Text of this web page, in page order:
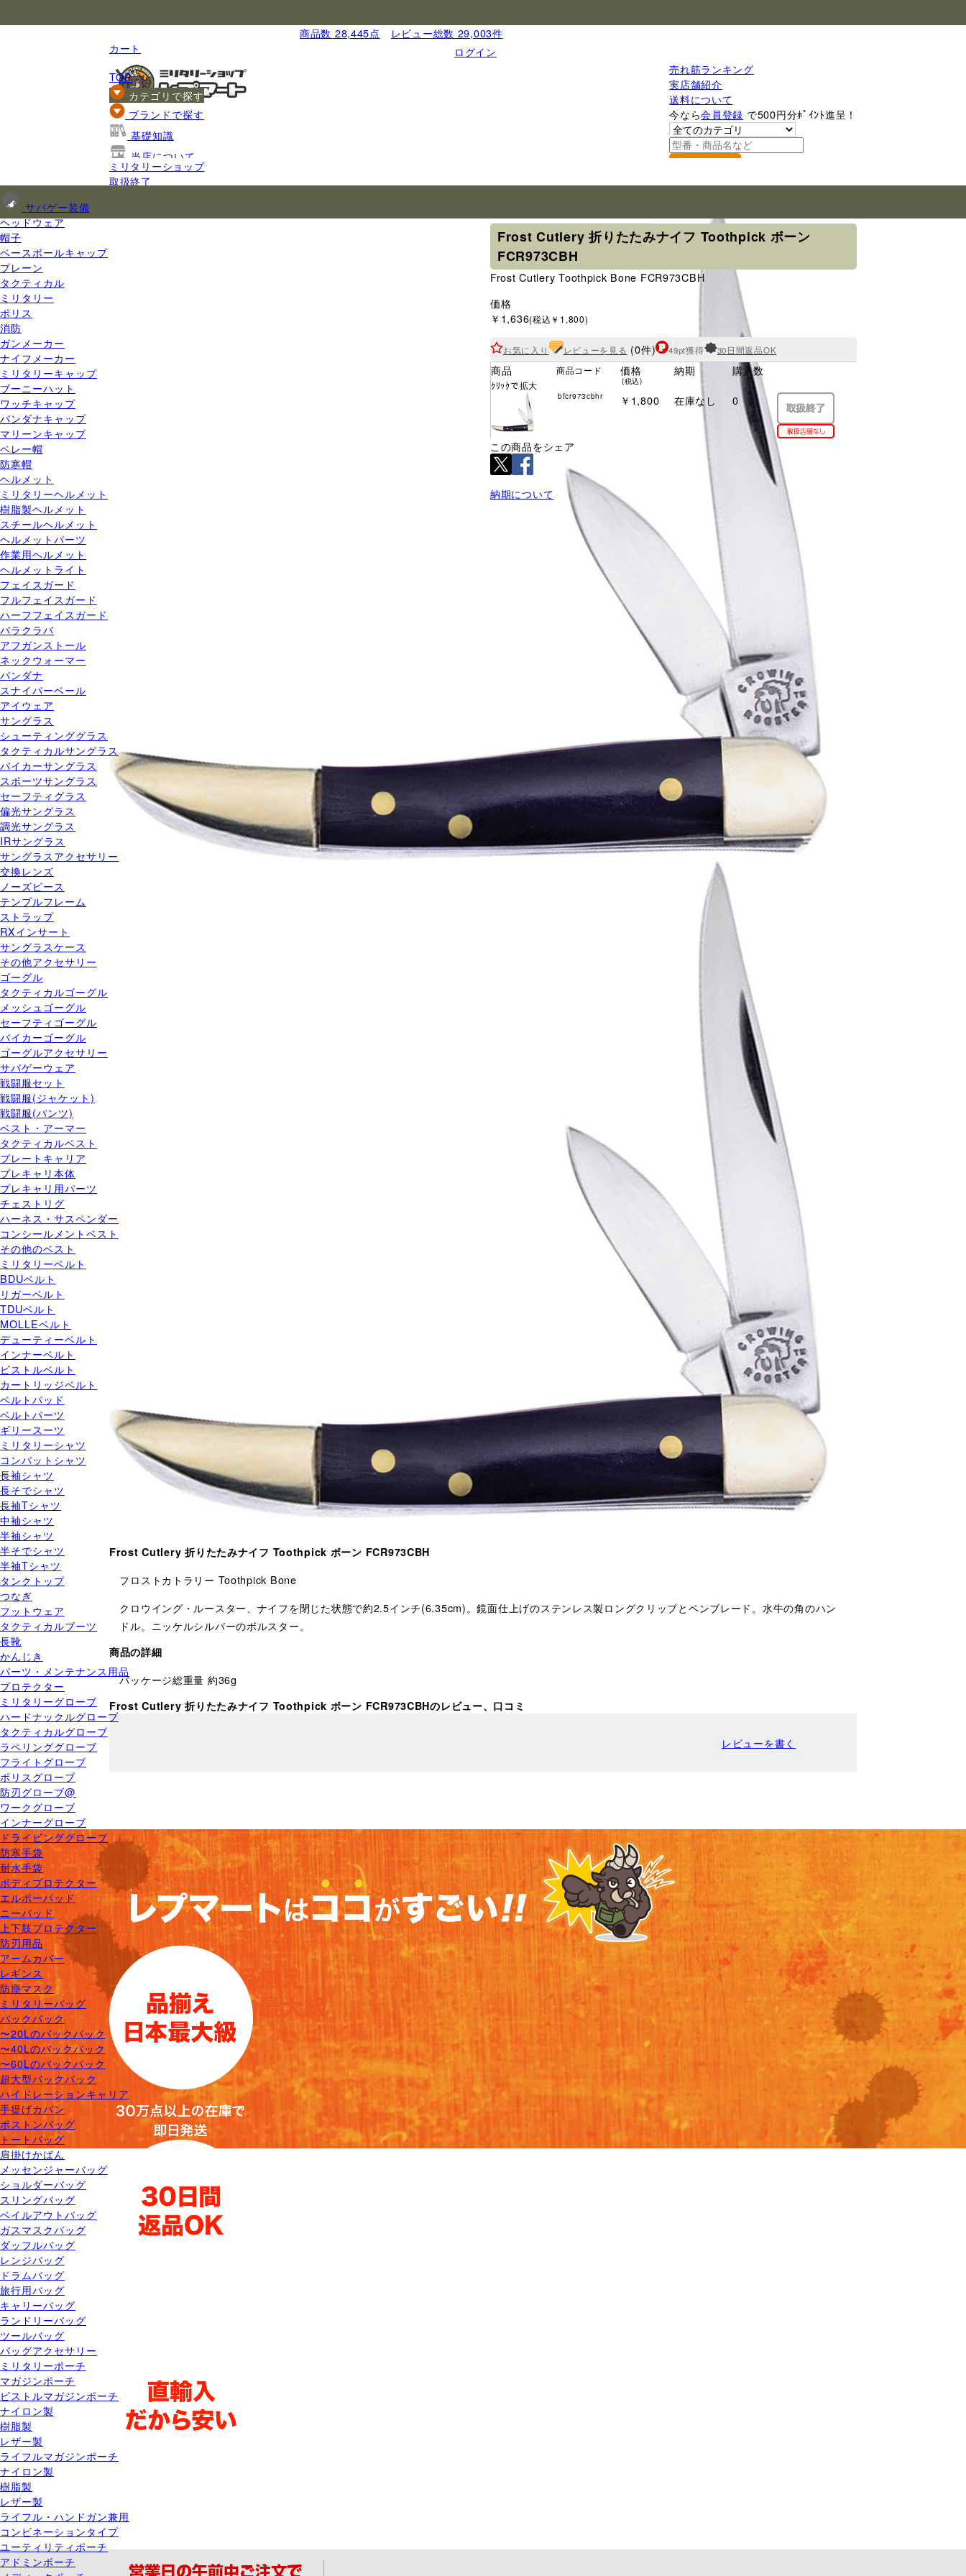
商品数 28,445点
レビュー総数 29,003件
ログイン
カート
売れ筋ランキング
実店舗紹介
送料について
今なら会員登録 で500円分ﾎﾟｲﾝﾄ進呈！
TOP
カテゴリで探す
サバゲー装備
ヘッドウェア
帽子
ベースボールキャップ
プレーン
タクティカル
ミリタリー
ポリス
消防
ガンメーカー
ナイフメーカー
ミリタリーキャップ
ブーニーハット
ワッチキャップ
バンダナキャップ
マリーンキャップ
ベレー帽
防寒帽
ヘルメット
ミリタリーヘルメット
樹脂製ヘルメット
スチールヘルメット
ヘルメットパーツ
作業用ヘルメット
ヘルメットライト
フェイスガード
フルフェイスガード
ハーフフェイスガード
バラクラバ
アフガンストール
ネックウォーマー
バンダナ
スナイパーベール
アイウェア
サングラス
シューティンググラス
タクティカルサングラス
バイカーサングラス
スポーツサングラス
セーフティグラス
偏光サングラス
調光サングラス
IRサングラス
サングラスアクセサリー
交換レンズ
ノーズピース
テンプルフレーム
ストラップ
RXインサート
サングラスケース
その他アクセサリー
ゴーグル
タクティカルゴーグル
メッシュゴーグル
セーフティゴーグル
バイカーゴーグル
ゴーグルアクセサリー
サバゲーウェア
戦闘服セット
戦闘服(ジャケット)
戦闘服(パンツ)
ベスト・アーマー
タクティカルベスト
プレートキャリア
プレキャリ本体
プレキャリ用パーツ
チェストリグ
ハーネス・サスペンダー
コンシールメントベスト
その他のベスト
ミリタリーベルト
BDUベルト
リガーベルト
TDUベルト
MOLLEベルト
デューティーベルト
インナーベルト
ピストルベルト
カートリッジベルト
ベルトパッド
ベルトパーツ
ギリースーツ
ミリタリーシャツ
コンバットシャツ
長袖シャツ
長そでシャツ
長袖Tシャツ
中袖シャツ
半袖シャツ
半そでシャツ
半袖Tシャツ
タンクトップ
つなぎ
フットウェア
タクティカルブーツ
長靴
かんじき
パーツ・メンテナンス用品
プロテクター
ミリタリーグローブ
ハードナックルグローブ
タクティカルグローブ
ラペリンググローブ
フライトグローブ
ポリスグローブ
防刃グローブ@
ワークグローブ
インナーグローブ
ドライビンググローブ
防寒手袋
耐水手袋
ボディプロテクター
エルボーパッド
ニーパッド
上下肢プロテクター
防刃用品
アームカバー
レギンス
防塵マスク
ミリタリーバッグ
バックパック
〜20Lのバックパック
〜40Lのバックパック
〜60Lのバックパック
超大型バックパック
ハイドレーションキャリア
手提げカバン
ボストンバッグ
トートバッグ
肩掛けかばん
メッセンジャーバッグ
ショルダーバッグ
スリングバッグ
ベイルアウトバッグ
ガスマスクバッグ
ダッフルバッグ
レンジバッグ
ドラムバッグ
旅行用バッグ
キャリーバッグ
ランドリーバッグ
ツールバッグ
バッグアクセサリー
ミリタリーポーチ
マガジンポーチ
ピストルマガジンポーチ
ナイロン製
樹脂製
レザー製
ライフルマガジンポーチ
ナイロン製
樹脂製
レザー製
ライフル・ハンドガン兼用
コンビネーションタイプ
ユーティリティポーチ
アドミンポーチ
ブランドで探す
基礎知識
当店について
ご利用ガイド
ミリタリーショップ
取扱終了
Frost Cutlery 折りたたみナイフ Toothpick ボーン
FCR973CBH
Frost Cutlery Toothpick Bone FCR973CBH
価格
￥1,636(税込￥1,800)
お気に入り レビューを見る (0件) 49pt獲得 30日間返品OK
商品
ｸﾘｯｸで拡大
商品コード 価格
(税込)
納期 購入数
bfcr973cbhr ￥1,800 在庫なし 0
この商品をシェア
納期について
Frost Cutlery 折りたたみナイフ Toothpick ボーン FCR973CBH
フロストカトラリー Toothpick Bone
クロウイング・ルースター、ナイフを閉じた状態で約2.5インチ(6.35cm)。鏡面仕上げのステンレス製ロングクリップとペンブレード。水牛の角のハン
ドル。ニッケルシルバーのボルスター。
商品の詳細
パッケージ総重量 約36g
Frost Cutlery 折りたたみナイフ Toothpick ボーン FCR973CBHのレビュー、口コミ
レビューを書く